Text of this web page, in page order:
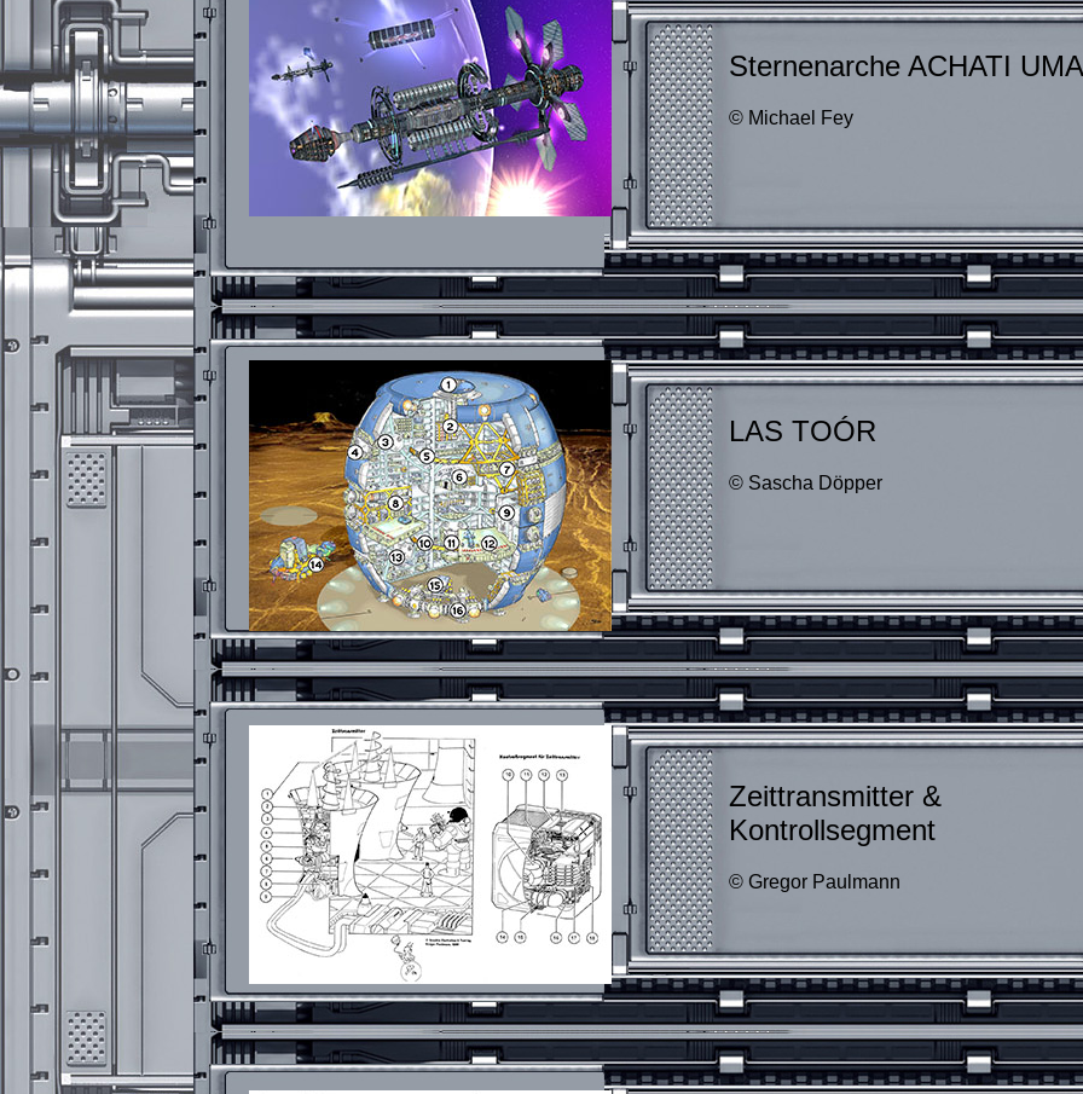
Sternenarche ACHATI UMA
© Michael Fey
LAS TOÓR
© Sascha Döpper
Zeittransmitter &
Kontrollsegment
© Gregor Paulmann